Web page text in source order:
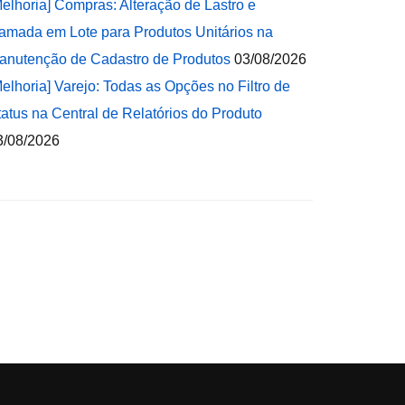
Compras: Alteração de Lastro e
em Lote para Produtos Unitários na
de Cadastro de Produtos 03/08/2026
Varejo: Todas as Opções no Filtro de
na Central de Relatórios do Produto
08/2026